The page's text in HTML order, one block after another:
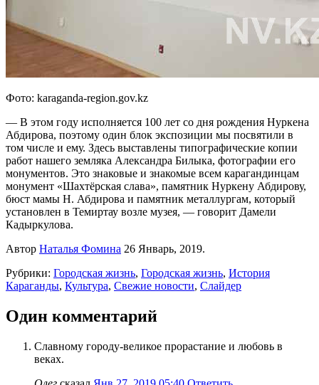
Фото: karaganda-region.gov.kz
— В этом году исполняется 100 лет со дня рождения Нуркена
Абдирова, поэтому один блок экспозиции мы посвятили в
том числе и ему. Здесь выставлены типографические копии
работ нашего земляка Александра Билыка, фотографии его
монументов. Это знаковые и знакомые всем карагандинцам
монумент «Шахтёрская слава», памятник Нуркену Абдирову,
бюст мамы Н. Абдирова и памятник металлургам, который
установлен в Темиртау возле музея, — говорит Дамели
Кадыркулова.
Автор Наталья Фомина 26 Январь, 2019.
Рубрики: Городская жизнь, Городская жизнь, История
Караганды, Культура, Свежие новости, Слайдер
Один комментарий
Славному городу-великое прорастание и любовь в
веках.